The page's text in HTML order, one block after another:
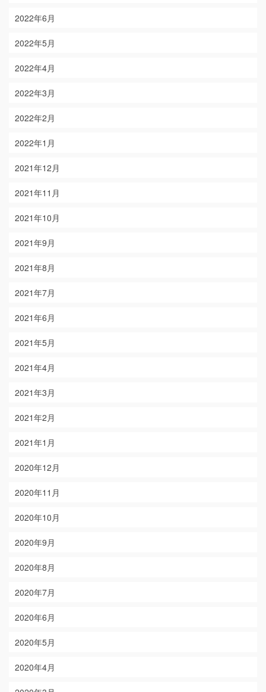
2022年6月
2022年5月
2022年4月
2022年3月
2022年2月
2022年1月
2021年12月
2021年11月
2021年10月
2021年9月
2021年8月
2021年7月
2021年6月
2021年5月
2021年4月
2021年3月
2021年2月
2021年1月
2020年12月
2020年11月
2020年10月
2020年9月
2020年8月
2020年7月
2020年6月
2020年5月
2020年4月